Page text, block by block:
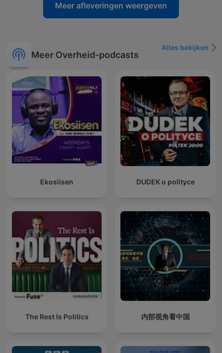
Meer afleveringen weergeven
Meer Overheid-podcasts
Alles bekijken
Ekosiisen DUDEK o polityce
The Rest Is Politics 内部视角看中国